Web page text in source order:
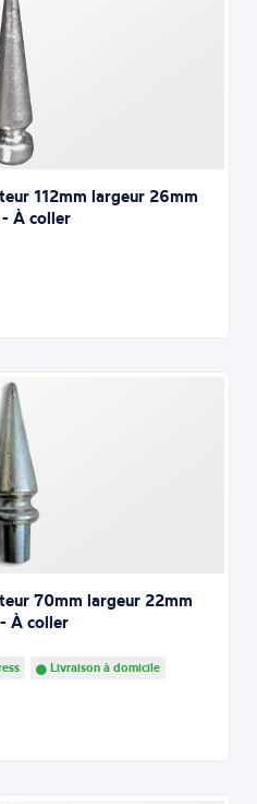
112mm largeur 26mm
À coller
70mm largeur 22mm
À coller
Livraison à domicile